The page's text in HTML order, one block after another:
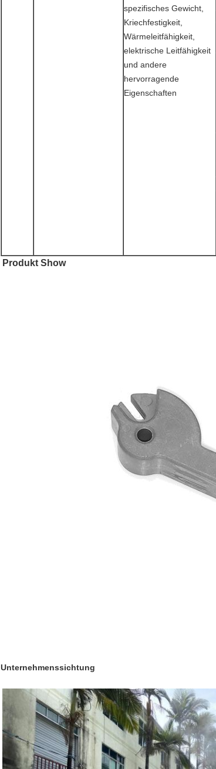
spezifisches Gewicht,
Kriechfestigkeit,
Wärmeleitfähigkeit,
elektrische Leitfähigkeit
und andere
hervorragende
Eigenschaften
Produkt Show
Unternehmenssichtung